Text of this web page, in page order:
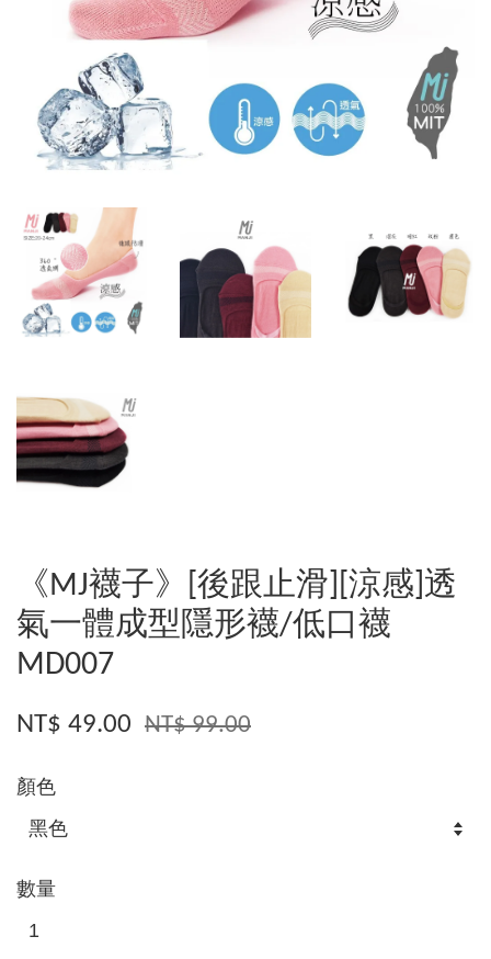
《MJ襪子》[後跟止滑][涼感]透
氣一體成型隱形襪/低口襪
MD007
NT$ 49.00 NT$ 99.00
顏色
數量